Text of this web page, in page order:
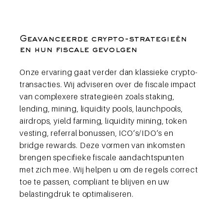
Geavanceerde crypto-strategieën
en hun fiscale gevolgen
Onze ervaring gaat verder dan klassieke crypto-
transacties. Wij adviseren over de fiscale impact
van complexere strategieën zoals staking,
lending, mining, liquidity pools, launchpools,
airdrops, yield farming, liquidity mining, token
vesting, referral bonussen, ICO’s/IDO’s en
bridge rewards. Deze vormen van inkomsten
brengen specifieke fiscale aandachtspunten
met zich mee. Wij helpen u om de regels correct
toe te passen, compliant te blijven en uw
belastingdruk te optimaliseren.